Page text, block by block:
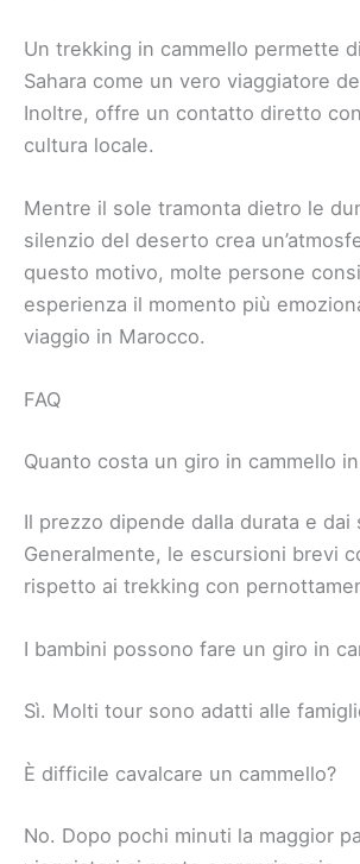
Un trekking in cammello permette
Sahara come un vero viaggiatore
Inoltre, offre un contatto diretto
cultura locale.
Mentre il sole tramonta dietro le
silenzio del deserto crea
questo motivo, molte persone
esperienza il momento più
viaggio in Marocco.
FAQ
Quanto costa un giro in cammello
Il prezzo dipende dalla durata e dai
Generalmente, le escursioni brevi
rispetto ai trekking con
I bambini possono fare un giro in
Sì. Molti tour sono adatti alle
È difficile cavalcare un cammello?
No. Dopo pochi minuti la maggior